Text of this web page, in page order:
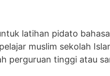
latihan pidato
muslim sekolah
perguruan tinggi atau